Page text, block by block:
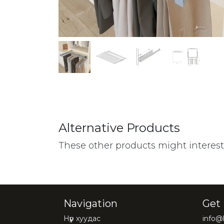
Alternative Products
These other products might
Navigation
Нүүр хуудас
Get